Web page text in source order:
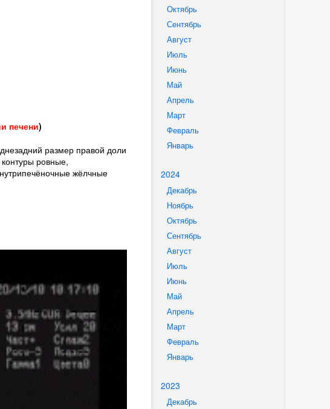
Октябрь
Сентябрь
Август
Июль
Июнь
Май
Апрель
Март
Февраль
Январь
2024
Декабрь
Ноябрь
Октябрь
Сентябрь
Август
Июль
Июнь
Май
Апрель
Март
Февраль
Январь
2023
Декабрь
печени)
размер правой доли
ровные,
жёлчные